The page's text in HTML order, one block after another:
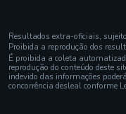
Resultados extra-oficiais,
Proibida a reprodução dos
É proibida a coleta
reprodução do conteúdo deste
indevido das informações
concorrência desleal conforme